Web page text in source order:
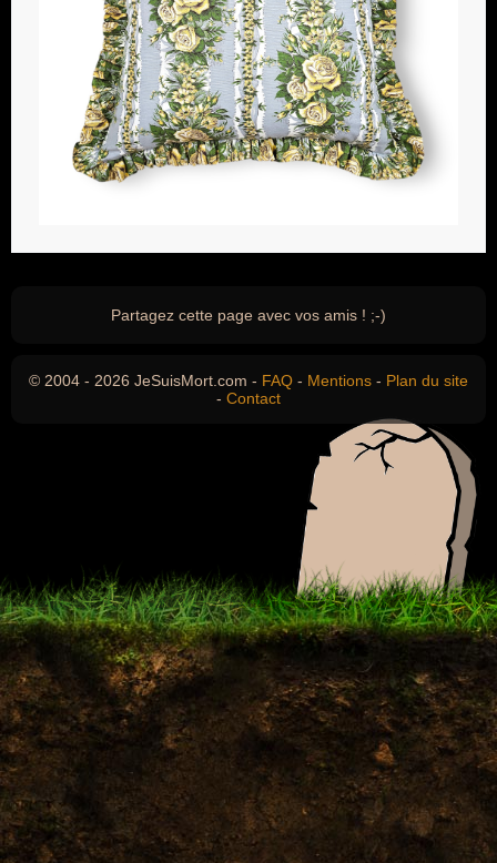
Partagez cette page avec vos amis ! ;-)
© 2004 - 2026 JeSuisMort.com - FAQ - Mentions - Plan du site
- Contact